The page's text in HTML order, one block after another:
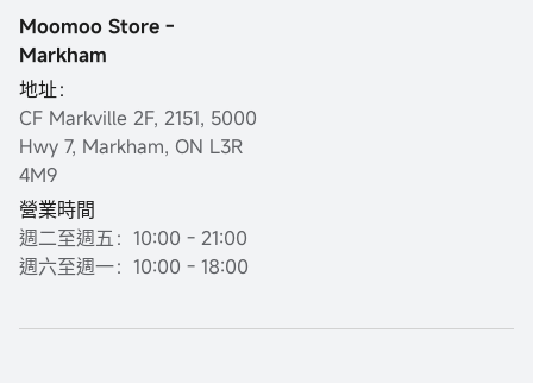
Moomoo Store -
Markham
地址：
CF Markville 2F, 2151, 5000
Hwy 7, Markham, ON L3R
4M9
營業時間
週二至週五：10:00 - 21:00
週六至週一：10:00 - 18:00